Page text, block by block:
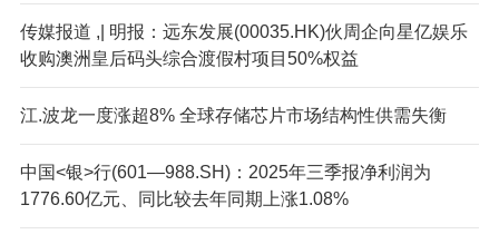
传媒报道 ,| 明报：远东发展(00035.HK)伙周企向星亿娱乐
收购澳洲皇后码头综合渡假村项目50%权益
江.波龙一度涨超8% 全球存储芯片市场结构性供需失衡
中国<银>行(601—988.SH)：2025年三季报净利润为
1776.60亿元、同比较去年同期上涨1.08%